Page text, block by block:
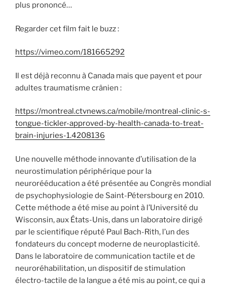
plus prononcé…
Regarder cet film fait le buzz :
https://vimeo.com/181665292
Il est déjà reconnu à Canada mais que payent et pour
adultes traumatisme crânien :
https://montreal.ctvnews.ca/mobile/montreal-clinic-s-
tongue-tickler-approved-by-health-canada-to-treat-
brain-injuries-1.4208136
Une nouvelle méthode innovante d’utilisation de la
neurostimulation périphérique pour la
neurorééducation a été présentée au Congrès mondial
de psychophysiologie de Saint-Pétersbourg en 2010.
Cette méthode a été mise au point à l’Université du
Wisconsin, aux États-Unis, dans un laboratoire dirigé
par le scientifique réputé Paul Bach-Rith, l’un des
fondateurs du concept moderne de neuroplasticité.
Dans le laboratoire de communication tactile et de
neuroréhabilitation, un dispositif de stimulation
électro-tactile de la langue a été mis au point, ce qui a